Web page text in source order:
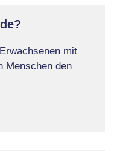
mit
Menschen den